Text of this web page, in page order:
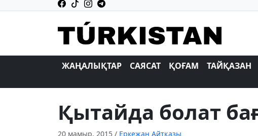
ЖАҢАЛЫҚТАР САЯСАТ ҚОҒАМ ТАЙҚАЗАН
Қытайда болат
20 мамыр, 2015 / Еркежан Айтқазы